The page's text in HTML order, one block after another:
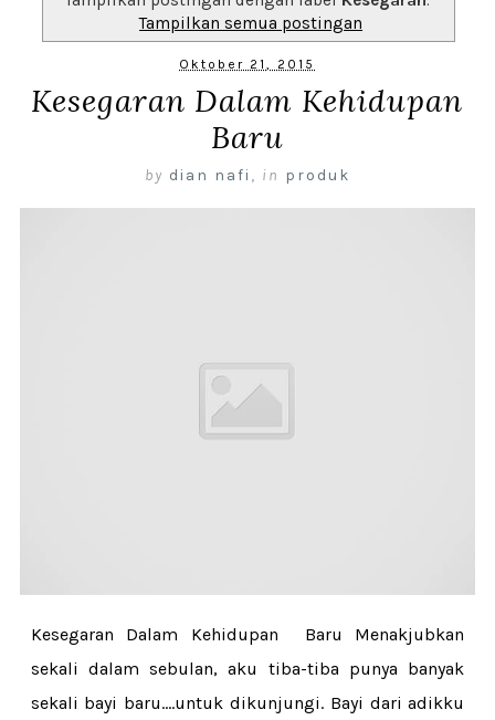
Tampilkan semua postingan
Oktober 21, 2015
Kesegaran Dalam Kehidupan
Baru
by dian nafi , in produk
Kesegaran Dalam Kehidupan Baru Menakjubkan
sekali dalam sebulan, aku tiba-tiba punya banyak
sekali bayi baru....untuk dikunjungi. Bayi dari adikku